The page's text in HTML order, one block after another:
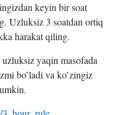
keyin bir soat
Uzluksiz 3 soatdan ortiq
harakat qiling.
yaqin masofada
bo’ladi va ko’zingiz